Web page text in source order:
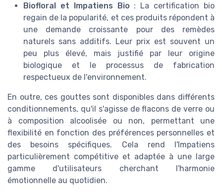
Biofloral et Impatiens Bio : La certification bio
regain de la popularité, et ces produits répondent à
une demande croissante pour des remèdes
naturels sans additifs. Leur prix est souvent un
peu plus élevé, mais justifié par leur origine
biologique et le processus de fabrication
respectueux de l'environnement.
En outre, ces gouttes sont disponibles dans différents
conditionnements, qu'il s'agisse de flacons de verre ou
à composition alcoolisée ou non, permettant une
flexibilité en fonction des préférences personnelles et
des besoins spécifiques. Cela rend l'Impatiens
particulièrement compétitive et adaptée à une large
gamme d'utilisateurs cherchant l'harmonie
émotionnelle au quotidien.